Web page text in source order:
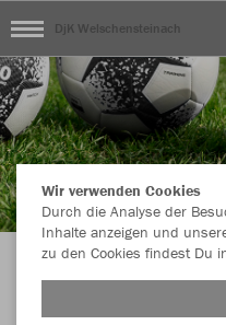
DjK Welschensteinach
Herzlich
Wir verwenden Cookies
Durch die Analyse der
Inhalte anzeigen und
zu den Cookies findest Du